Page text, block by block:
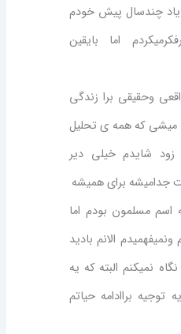
چندسال پیش خودم
اما بایقین
وحقیقی برا زندگی
میشی که همه ی تحلیل
زود شایدم خیلی دیر
جدامیشه برای همیشه
اسم مسلمون بودم اما
الانم بادید
نمیکنم البته که یه
توجیه براادامه حیاتم